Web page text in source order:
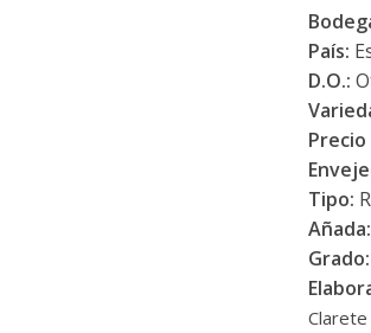
País:
D.O.:
Tipo:
Añada:
Grado: